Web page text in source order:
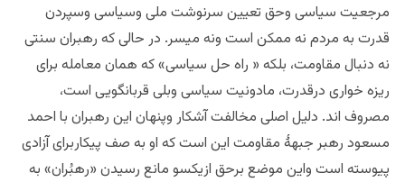
مرجعیت سیاسی وحق تعیین سرنوشت ملی وسیاسی وسپردن
قدرت به مردم نه ممکن است ونه میسر. در حالی که رهبران سنتی
نه دنبال مقاومت، بلکه « راه حل سیاسی» که همان معامله برای
ریزه خواری درقدرت، مادونیت سیاسی وبلی قربانگویی است،
مصروف اند. دلیل اصلی مخالفت آشکار وپنهان این رهبران با احمد
مسعود رهبر جبهۀ مقاومت این است که او به صف پیکاربرای آزادی
پیوسته است واین موضع برحق ازیکسو مانع رسیدن «رهبُران» به